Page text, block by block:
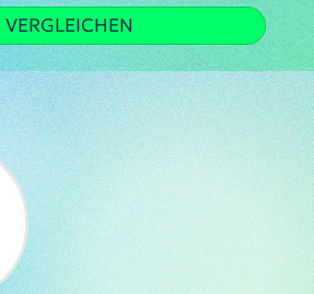
VERGLEICHEN